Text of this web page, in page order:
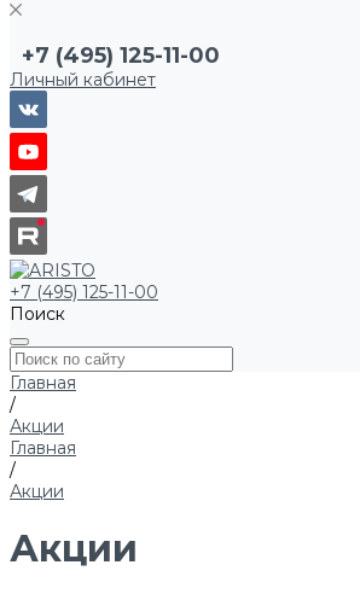
+7 (495) 125-11-00
Личный кабинет
+7 (495) 125-11-00
Поиск
Главная
/
Акции
Главная
/
Акции
Акции